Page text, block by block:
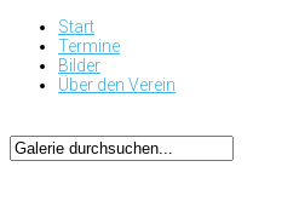
Start
Termine
Bilder
Über den Verein